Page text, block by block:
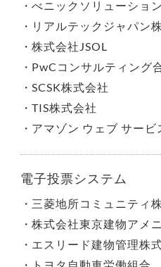
べニックソリューショ
リアルテックジャパン
株式会社JSOL
PwCコンサルティング
SCSK株式会社
TIS株式会社
アマゾン ウェブ サー
電子投票システム
三菱地所コミュニティ
株式会社東京建物アメ
エスリード建物管理株